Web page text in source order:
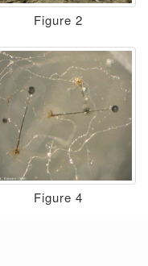
Figure 2
Figure 4